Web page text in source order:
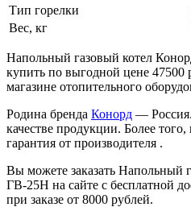
Тип горелки
Вес, кг
Напольный газовый котел
купить по выгодной цене 47500
магазине отопительного
Родина бренда Конорд —
качестве продукции. Более
гарантия от производителя .
Вы можете заказать Напольный
ГВ-25H на сайте с бесплатной
при заказе от 8000 рублей.